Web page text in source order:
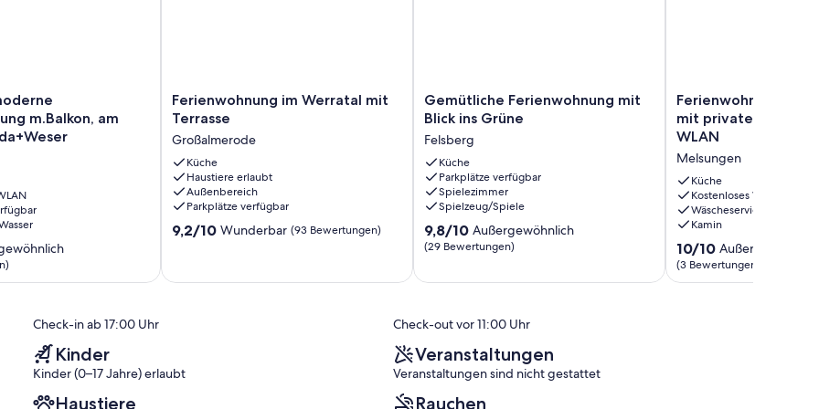
Weitere Schlafplätze oder getrennte Betten bitte vor Anreise
Aufpreis. Rauchen ist auf dem Balkon gestattet. Ein zweites
wassersparend ausgestattet.
m.Balkon, am
Ferienwohnung
im
mit
Terrasse
Großalmerode
Ferienwohnung im Werratal mit
Terrasse
Großalmerode
Küche
Haustiere erlaubt
Außenbereich
Parkplätze verfügbar
9.2
9,2/10 Wunderbar (93 Bewertungen)
Gemütliche
Ferienwohnung
Blick
ins
Grüne
Felsberg
Gemütliche Ferienwohnung mit
Blick ins Grüne
Felsberg
Küche
Parkplätze verfügbar
Spielezimmer
Spielzeug/Spiele
9.8
von
9,8/10 Außergewöhnlich
(29 Bewertungen)
Ferienwohnung
"Kalles
Tochter"
mit
privatem
Außenbereich
und
WLAN
Melsungen
Ferienwohnung
mit privatem
WLAN
Melsungen
Küche
Kostenloses WLAN
Wäscheservice
Kamin
10.0
von
10,
10/10
(3 Bewertungen)
Check-in ab 17:00 Uhr Check-out vor 11:00 Uhr
Kinder
Kinder (0–17 Jahre) erlaubt
Veranstaltungen
Veranstaltungen sind nicht gestattet
Haustiere Rauchen